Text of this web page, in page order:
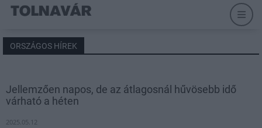
ORSZÁGOS HÍREK
Jellemzően napos, de az átlagosnál hűvösebb idő
várható a héten
2025.05.12